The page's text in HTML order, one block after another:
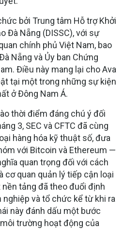
bởi Trung tâm Hỗ trợ Khởi
Đà Nẵng (DISSC), với sự
chính phủ Việt Nam, bao
Nẵng và Ủy ban Chứng
Điều này mang lại cho Ava
tại một trong những sự kiện
ở Đông Nam Á.
thời điểm đáng chú ý đối
3, SEC và CFTC đã cùng
hàng hóa kỹ thuật số, đưa
với Bitcoin và Ethereum —
quan trọng đối với cách
cơ quan quản lý tiếp cận loại
tảng đã theo đuổi định
và tổ chức kể từ khi ra
này đánh dấu một bước
trường hoạt động của